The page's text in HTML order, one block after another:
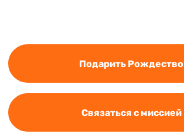
Подарить Рождество
Связаться с миссией